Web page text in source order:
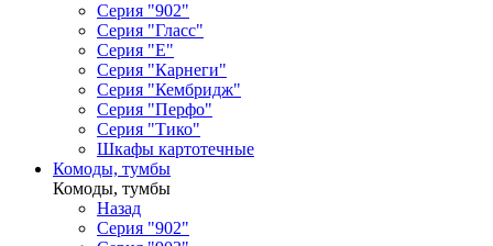
Серия "902"
Серия "Гласс"
Серия "Е"
Серия "Карнеги"
Серия "Кембридж"
Серия "Перфо"
Серия "Тико"
Шкафы картотечные
Комоды, тумбы
Комоды, тумбы
Назад
Серия "902"